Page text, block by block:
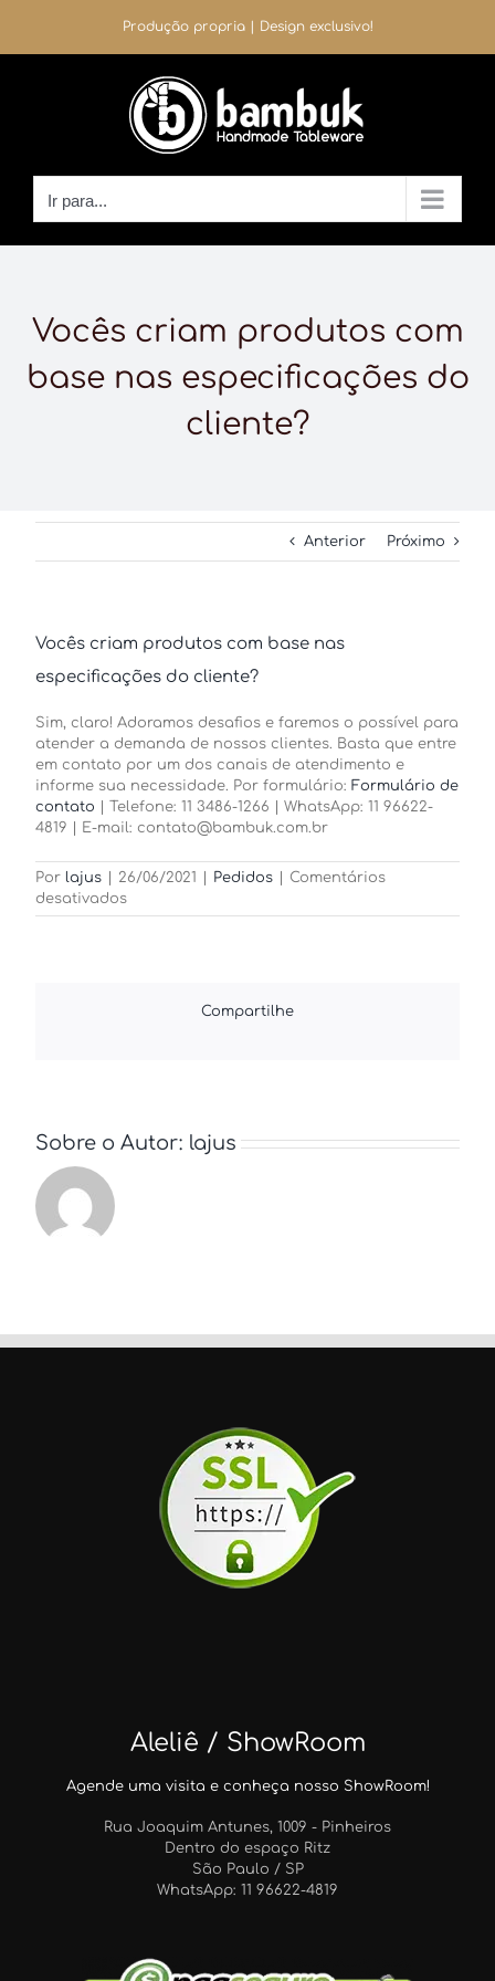
o
Produção propria | Design exclusivo!
Ir para...
Vocês criam produtos com
base nas especificações do
cliente?
Anterior Próximo
Vocês criam produtos com base nas
especificações do cliente?
Sim, claro! Adoramos desafios e faremos o possível para
atender a demanda de nossos clientes. Basta que entre
em contato por um dos canais de atendimento e
informe sua necessidade. Por formulário: Formulário de
contato | Telefone: 11 3486-1266 | WhatsApp: 11 96622-
4819 | E-mail: contato@bambuk.com.br
Por lajus 26/06/2021 Pedidos
Comentários
desativadosem
Vocês
Compartilhe
Sobre o Autor: lajus
Aleliê / ShowRoom
Agende uma visita e conheça nosso ShowRoom!
Rua Joaquim Antunes, 1009 - Pinheiros
Dentro do espaço Ritz
São Paulo / SP
WhatsApp: 11 96622-4819